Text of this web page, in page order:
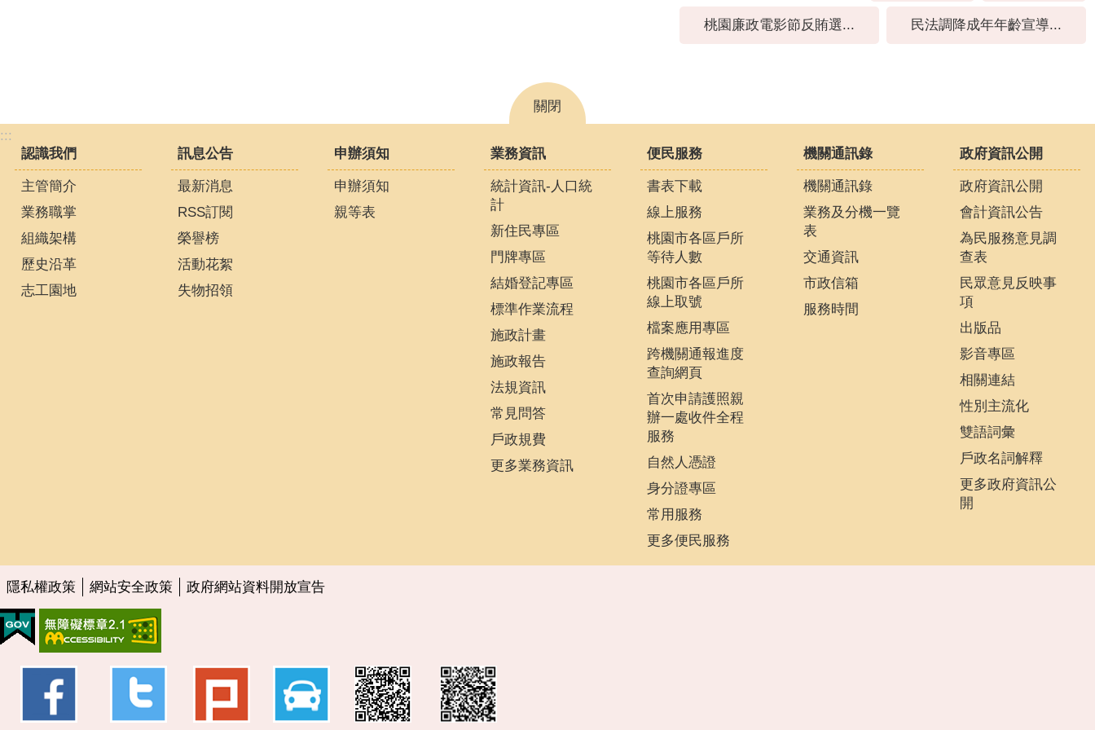
桃園廉政電影節反賄選... 民法調降成年年齡宣導...
關閉
:::
認識我們
主管簡介
業務職掌
組織架構
歷史沿革
志工園地
訊息公告
最新消息
RSS訂閱
榮譽榜
活動花絮
失物招領
申辦須知
申辦須知
親等表
業務資訊
統計資訊-人口統
計
新住民專區
門牌專區
結婚登記專區
標準作業流程
施政計畫
施政報告
法規資訊
常見問答
戶政規費
更多業務資訊
便民服務
書表下載
線上服務
桃園市各區戶所
等待人數
桃園市各區戶所
線上取號
檔案應用專區
跨機關通報進度
查詢網頁
首次申請護照親
辦一處收件全程
服務
自然人憑證
身分證專區
常用服務
更多便民服務
機關通訊錄
機關通訊錄
業務及分機一覽
表
交通資訊
市政信箱
服務時間
政府資訊公開
政府資訊公開
會計資訊公告
為民服務意見調
查表
民眾意見反映事
項
出版品
影音專區
相關連結
性別主流化
雙語詞彙
戶政名詞解釋
更多政府資訊公
開
隱私權政策 網站安全政策 政府網站資料開放宣告